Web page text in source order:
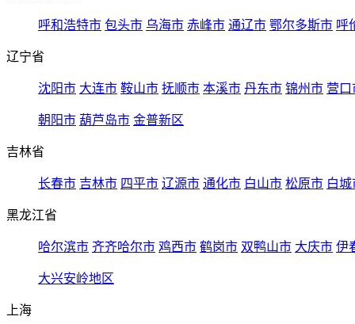
呼和浩特市 包头市 乌海市 赤峰市 通辽市 鄂尔多斯市 呼
辽宁省
沈阳市 大连市 鞍山市 抚顺市 本溪市 丹东市 锦州市 营口
朝阳市 葫芦岛市 金普新区
吉林省
长春市 吉林市 四平市 辽源市 通化市 白山市 松原市 白城
黑龙江省
哈尔滨市 齐齐哈尔市 鸡西市 鹤岗市 双鸭山市 大庆市 伊
大兴安岭地区
上海